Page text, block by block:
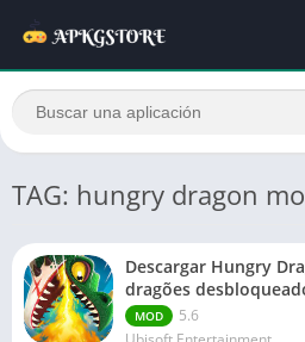
TAG: hungry dragon
Descargar Hungry
dragões
MOD
5.6